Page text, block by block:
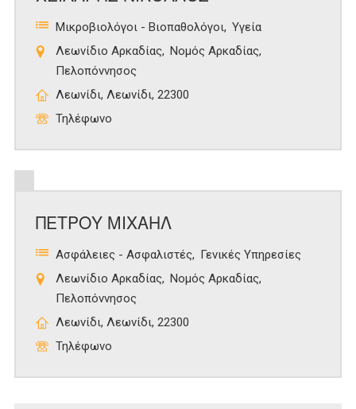
Μικροβιολόγοι - Βιοπαθολόγοι Υγεία
Λεωνίδιο Αρκαδίας
Νομός Αρκαδίας
Πελοπόννησος
Λεωνίδι, Λεωνίδι, 22300
Τηλέφωνο
ΠΕΤΡΟΥ ΜΙΧΑΗΛ
Ασφάλειες - Ασφαλιστές
Γενικές Υπηρεσίες
Λεωνίδιο Αρκαδίας
Νομός Αρκαδίας
Πελοπόννησος
Λεωνίδι, Λεωνίδι, 22300
Τηλέφωνο